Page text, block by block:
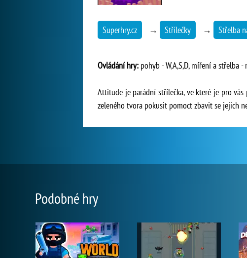
Superhry.cz → Střílečky → Střelba
Ovládání hry: pohyb - W,A,S,D, míření a střelba -
Attitude je parádní střílečka, ve které je pro
zeleného tvora pokusit pomoct zbavit se jejich
Podobné hry